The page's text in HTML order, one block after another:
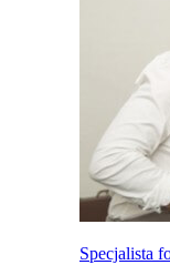
Specjalista